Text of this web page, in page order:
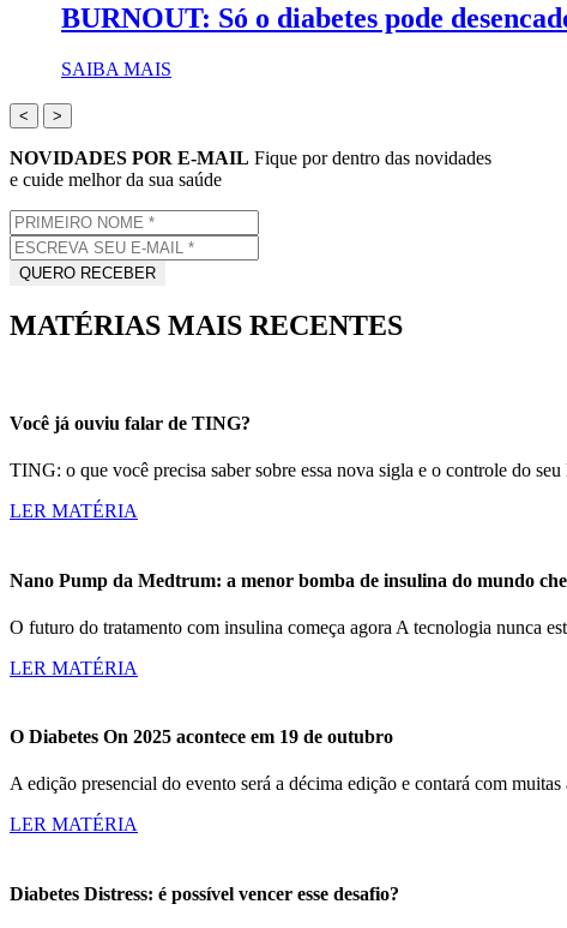
BURNOUT: Só o diabetes pode
SAIBA MAIS
< >
NOVIDADES POR E-MAIL Fique por dentro das novidades
e cuide melhor da sua saúde
MATÉRIAS MAIS RECENTES
Você já ouviu falar de TING?
TING: o que você precisa saber sobre essa nova sigla e o controle do
LER MATÉRIA
Nano Pump da Medtrum: a menor bomba de insulina do mundo
O futuro do tratamento com insulina começa agora A tecnologia nunca
LER MATÉRIA
O Diabetes On 2025 acontece em 19 de outubro
A edição presencial do evento será a décima edição e contará com
LER MATÉRIA
Diabetes Distress: é possível vencer esse desafio?